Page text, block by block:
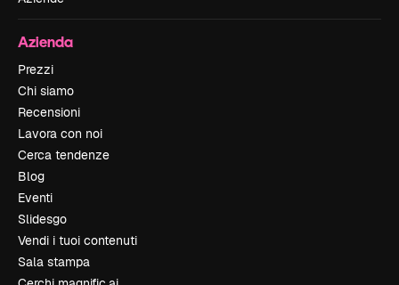
Azienda
Prezzi
Chi siamo
Recensioni
Lavora con noi
Cerca tendenze
Blog
Eventi
Slidesgo
Vendi i tuoi contenuti
Sala stampa